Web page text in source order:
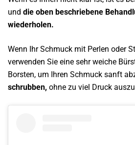
und die oben beschriebene
wiederholen.
Wenn Ihr Schmuck mit Perlen oder
verwenden Sie eine sehr weiche
Borsten, um Ihren Schmuck sanft
schrubben, ohne zu viel Druck